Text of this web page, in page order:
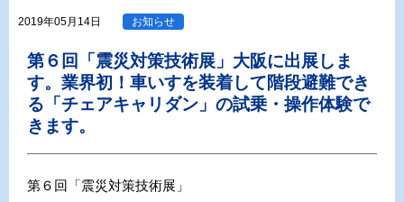
2019年05月14日 お知らせ
第６回「震災対策技術展」大阪に出展しま
す。業界初！車いすを装着して階段避難でき
る「チェアキャリダン」の試乗・操作体験で
きます。
第６回「震災対策技術展」